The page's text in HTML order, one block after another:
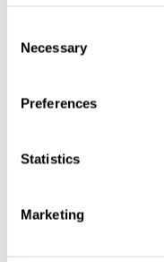
Selection
Necessary
Preferences
Statistics
Marketing
系统的运作效能。此
阅读更多